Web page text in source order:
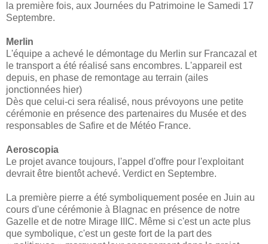
la première fois, aux Journées du Patrimoine le Samedi 17
Septembre.
Merlin
L'équipe a achevé le démontage du Merlin sur Francazal et
le transport a été réalisé sans encombres. L'appareil est
depuis, en phase de remontage au terrain (ailes
jonctionnées hier)
Dès que celui-ci sera réalisé, nous prévoyons une petite
cérémonie en présence des partenaires du Musée et des
responsables de Safire et de Météo France.
Aeroscopia
Le projet avance toujours, l'appel d'offre pour l'exploitant
devrait être bientôt achevé. Verdict en Septembre.
La première pierre a été symboliquement posée en Juin au
cours d'une cérémonie à Blagnac en présence de notre
Gazelle et de notre Mirage IIIC. Même si c'est un acte plus
que symbolique, c'est un geste fort de la part des